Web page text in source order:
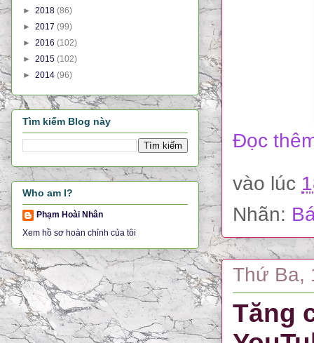
Đọc
vào lúc
Nhãn:
Thứ Ba,
Tăng
► 2018 (86)
► 2017 (99)
► 2016 (102)
► 2015 (102)
► 2014 (96)
Tìm kiếm Blog này
Who am I?
Phạm Hoài Nhân
Xem hồ sơ hoàn chỉnh của tôi